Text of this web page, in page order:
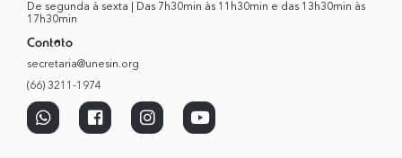
De segunda à sexta | Das 7h30min às 11h30min e das 13h30min às
17h30min
Contato
secretaria@unesin.org
(66) 3211-1974